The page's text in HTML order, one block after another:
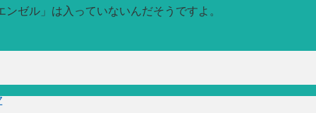
ゼル」は入っていないんだそうですよ。